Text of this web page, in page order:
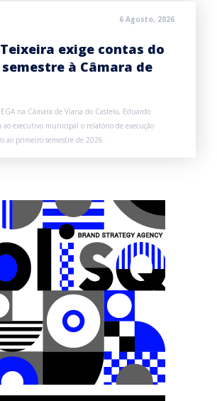
6 Agosto, 2026
exige contas do
à Câmara de
na Câmara de Viana do Castelo, Eduardo
ao executivo municipal o relatório de execução
ao primeiro semestre de 2026.